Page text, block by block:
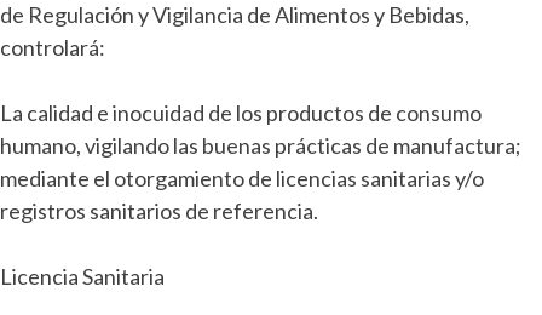
de Regulación y Vigilancia de Alimentos y Bebidas,
controlará:
La calidad e inocuidad de los productos de consumo
humano, vigilando las buenas prácticas de manufactura;
mediante el otorgamiento de licencias sanitarias y/o
registros sanitarios de referencia.
Licencia Sanitaria